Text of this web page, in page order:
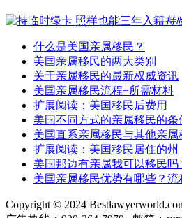
持
什么是美国亲属移民？
美国亲属移民的两大类别
关于亲属移民的最新权威资讯
美国亲属移民流程+所需材料
扩展阅读：美国移民后费用
美国不同方式的亲属移民的条
美国直系亲属移民与其他亲属
扩展阅读：美国移民居住的州
美国那边有亲属我可以移民吗
美国亲属移民优势有哪些？流
Copyright © 2024